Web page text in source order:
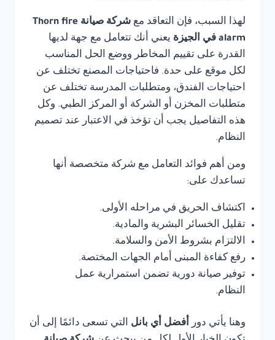
لهذا السبب، فإن التعاقد مع
شركة صيانة Thorn fire
alarm في الجيزة
يعني أنك تتعامل مع جهة لديها
القدرة على تقييم المخاطر ووضع الحل المناسب
لكل موقع على حدة. فاحتياجات المصنع تختلف عن
احتياجات الفندق، ومتطلبات المدرسة تختلف عن
متطلبات المخزن أو الشركة أو المركز الطبي. وكل
هذه التفاصيل يجب أن تؤخذ في الاعتبار عند تصميم
النظام.
ومن أهم فوائد التعامل مع شركة متخصصة أنها
تساعدك على:
اكتشاف الحريق في مراحله الأولى.
تقليل الخسائر البشرية والمادية.
الالتزام بشروط الأمن والسلامة.
رفع كفاءة المبنى أمام الجهات المختصة.
توفير صيانة دورية تضمن استمرارية عمل
النظام.
وهنا يأتي دور أفضل أي بانل التي تسعى دائمًا إلى أن